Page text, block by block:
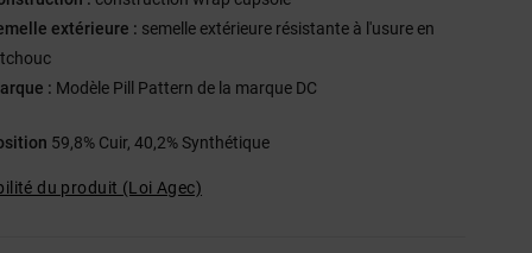
extérieure : semelle extérieure résistante à l'usure en
: Modèle Pill Pattern de la marque DC
59,8% Cuir, 40,2% Synthétique
du produit (Loi Agec)